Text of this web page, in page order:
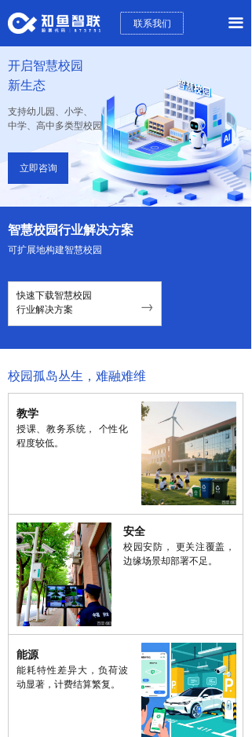
联系我们 끀
快速下载智慧校园
行业解决方案
→
智慧校园行业解决方案
可扩展地构建智慧校园
校园孤岛丛生，难融难维
教学
授课、教务系统， 个性化
程度较低。
安全
校园安防， 更关注覆盖，
边缘场景却部署不足。
能源
能耗特性差异大，负荷波
动显著，计费结算繁复。
开启智慧校园
新生态
支持幼儿园、小学、
中学、高中多类型校园
立即咨询